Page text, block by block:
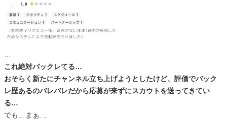
これ絶対バックレてる…
おそらく新たにチャンネル立ち上げようとしたけど、評価でバック
レ歴あるのバレバレだから応募が来ずにスカウトを送ってきてい
る…
でも…まぁ…